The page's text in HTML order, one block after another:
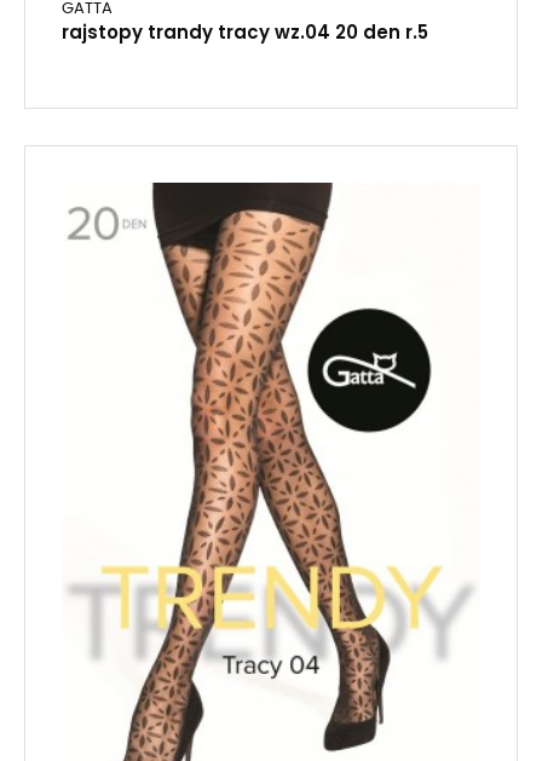
GATTA
rajstopy trandy tracy wz.04 20 den r.5